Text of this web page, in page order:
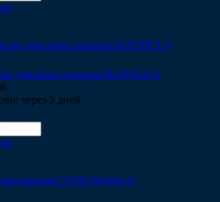
для апекслокатора RAYPEX 6
через 5 дней